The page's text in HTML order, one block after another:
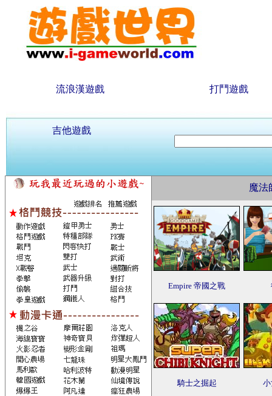
流浪漢遊戲 打鬥遊戲
吉他遊戲
魔法
Empire 帝國之戰
騎士之掘起